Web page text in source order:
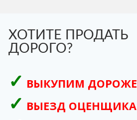
ХОТИТЕ ПРОДАТЬ
ДОРОГО?
ВЫКУПИМ ДОРОЖЕ
ВЫЕЗД ОЦЕНЩИКА